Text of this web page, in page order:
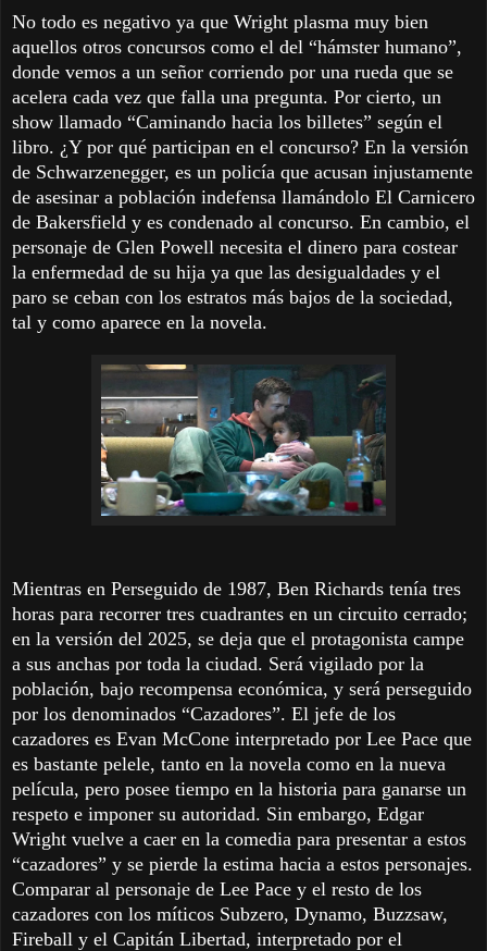
No todo es negativo ya que Wright plasma muy bien
aquellos otros concursos como el del “hámster humano”,
donde vemos a un señor corriendo por una rueda que se
acelera cada vez que falla una pregunta. Por cierto, un
show llamado “Caminando hacia los billetes” según el
libro. ¿Y por qué participan en el concurso? En la versión
de Schwarzenegger, es un policía que acusan injustamente
de asesinar a población indefensa llamándolo El Carnicero
de Bakersfield y es condenado al concurso. En cambio, el
personaje de Glen Powell necesita el dinero para costear
la enfermedad de su hija ya que las desigualdades y el
paro se ceban con los estratos más bajos de la sociedad,
tal y como aparece en la novela.
Mientras en Perseguido de 1987, Ben Richards tenía tres
horas para recorrer tres cuadrantes en un circuito cerrado;
en la versión del 2025, se deja que el protagonista campe
a sus anchas por toda la ciudad. Será vigilado por la
población, bajo recompensa económica, y será perseguido
por los denominados “Cazadores”. El jefe de los
cazadores es Evan McCone interpretado por Lee Pace que
es bastante pelele, tanto en la novela como en la nueva
película, pero posee tiempo en la historia para ganarse un
respeto e imponer su autoridad. Sin embargo, Edgar
Wright vuelve a caer en la comedia para presentar a estos
“cazadores” y se pierde la estima hacia a estos personajes.
Comparar al personaje de Lee Pace y el resto de los
cazadores con los míticos Subzero, Dynamo, Buzzsaw,
Fireball y el Capitán Libertad, interpretado por el